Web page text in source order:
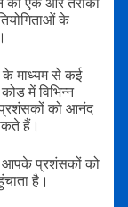
के
माध्यम से कई
में विभिन्न
को आनंद
हैं।
प्रशंसकों को
है।